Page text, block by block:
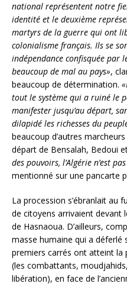
national représentent notre
identité et le deuxième
martyrs de la guerre qui ont
colonialisme français. Ils se
indépendance confisquée par
beaucoup de mal au pays»,
beaucoup de détermination.
tout le système qui a ruiné le
manifester jusqu’au départ,
dilapidé les richesses du
beaucoup d’autres
départ de Bensalah, Bedoui
des pouvoirs, l’Algérie n’est
mentionné sur une pancarte
La procession s’ébranlait au
de citoyens arrivaient devant
de Hasnaoua. D’ailleurs,
masse humaine qui a déferlé
premiers carrés ont atteint la
(les combattants,
libération), en face de